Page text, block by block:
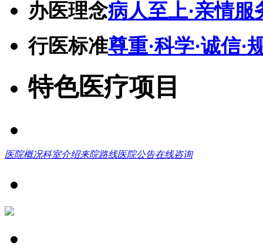
办医理念病人至上·亲情服
行医标准尊重·科学·诚信·
特色医疗项目
医院概况科室介绍来院路线医院公告在线咨询